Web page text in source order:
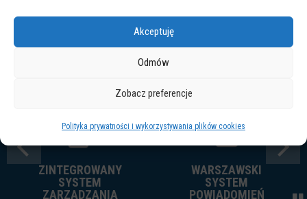
Akceptuję
Odmów
Zobacz preferencje
Polityka prywatności i wykorzystywania plików cookies
NA SKRÓTY
ZINTEGROWANY
SYSTEM
ZARZĄDZANIA
WARSZAWSKI
SYSTEM
POWIADOMIEŃ